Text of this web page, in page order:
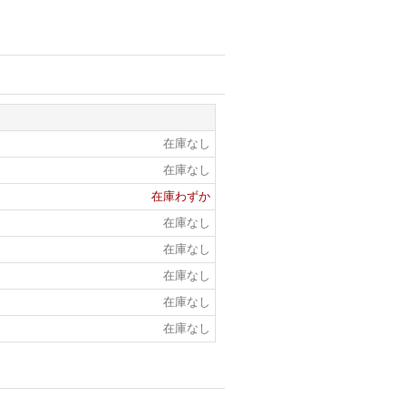
在庫なし
在庫なし
在庫わずか
在庫なし
在庫なし
在庫なし
在庫なし
在庫なし